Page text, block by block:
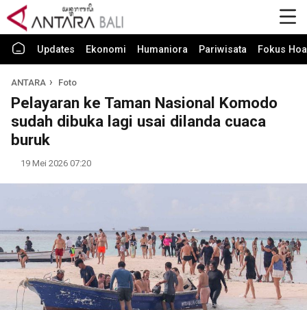
Updates Ekonomi Humaniora Pariwisata Fokus
ANTARA Foto
Pelayaran ke Taman Nasional Komodo
sudah dibuka lagi usai dilanda cuaca
buruk
19 Mei 2026 07:20